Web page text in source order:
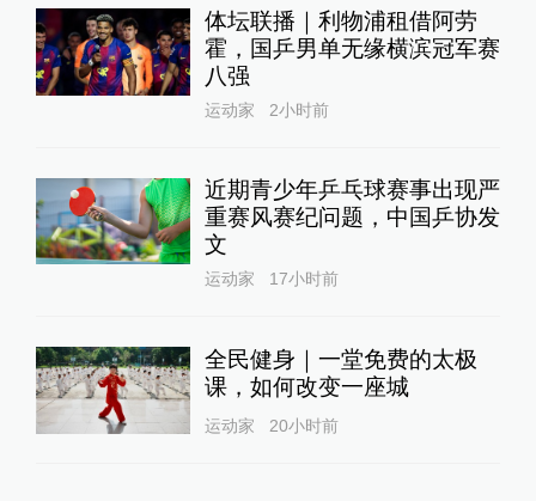
体坛联播｜利物浦租借阿劳
霍，国乒男单无缘横滨冠军赛
八强
运动家 2小时前
近期青少年乒乓球赛事出现严
重赛风赛纪问题，中国乒协发
文
运动家 17小时前
全民健身｜一堂免费的太极
课，如何改变一座城
运动家 20小时前